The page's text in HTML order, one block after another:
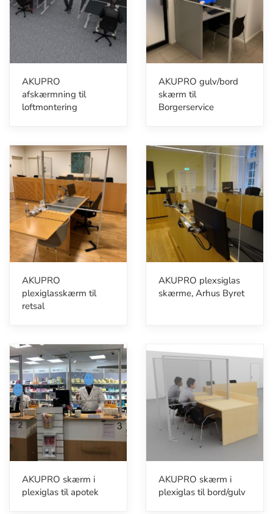
AKUPRO
afskærmning til
loftmontering
AKUPRO gulv/bord
skærm til
Borgerservice
AKUPRO
plexiglasskærm til
retsal
AKUPRO plexsiglas
skærme, Arhus Byret
AKUPRO skærm i
plexiglas til apotek
AKUPRO skærm i
plexiglas til bord/gulv